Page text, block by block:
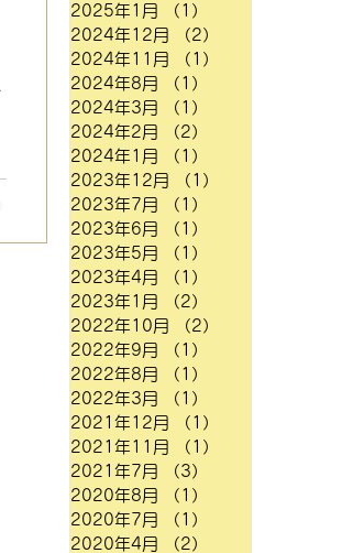
2025年1月
（1）
2024年12月
（2）
2024年11月
（1）
2024年8月
（1）
2024年3月
（1）
2024年2月
（2）
2024年1月
（1）
2023年12月
（1）
2023年7月
（1）
2023年6月
（1）
2023年5月
（1）
2023年4月
（1）
2023年1月
（2）
2022年10月
（2）
2022年9月
（1）
2022年8月
（1）
2022年3月
（1）
2021年12月
（1）
2021年11月
（1）
2021年7月
（3）
2020年8月
（1）
2020年7月
（1）
2020年4月
（2）